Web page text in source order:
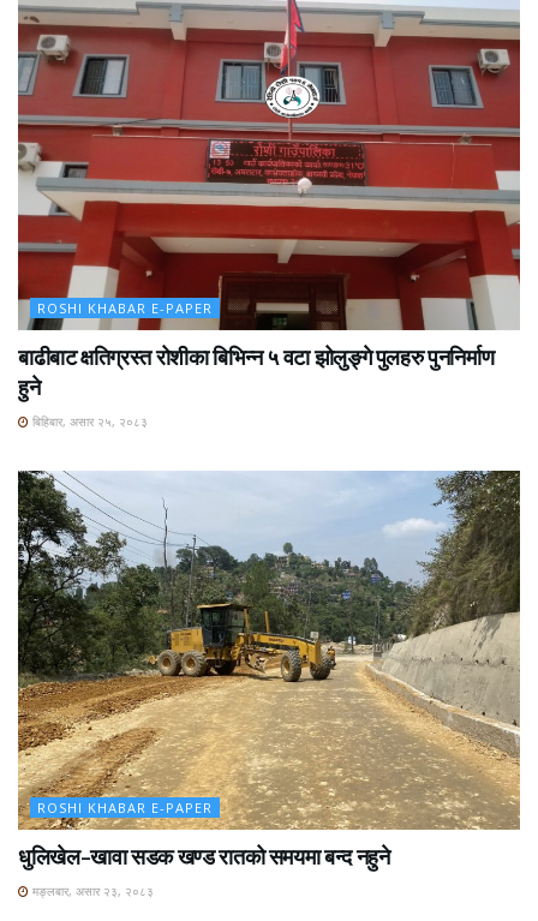
ROSHI KHABAR E-PAPER
बाढीबाट क्षतिग्रस्त रोशीका बिभिन्न ५ वटा झोलुङ्गे पुलहरु पुननिर्माण
हुने
बिहिबार, असार २५, २०८३
ROSHI KHABAR E-PAPER
धुलिखेल–खावा सडक खण्ड रातको समयमा बन्द नहुने
मङ्लबार, असार २३, २०८३